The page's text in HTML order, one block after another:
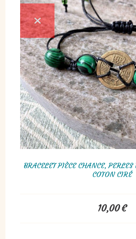
BRACELET PIÈCE CHANCE,
COTON CIRÉ
10,00€